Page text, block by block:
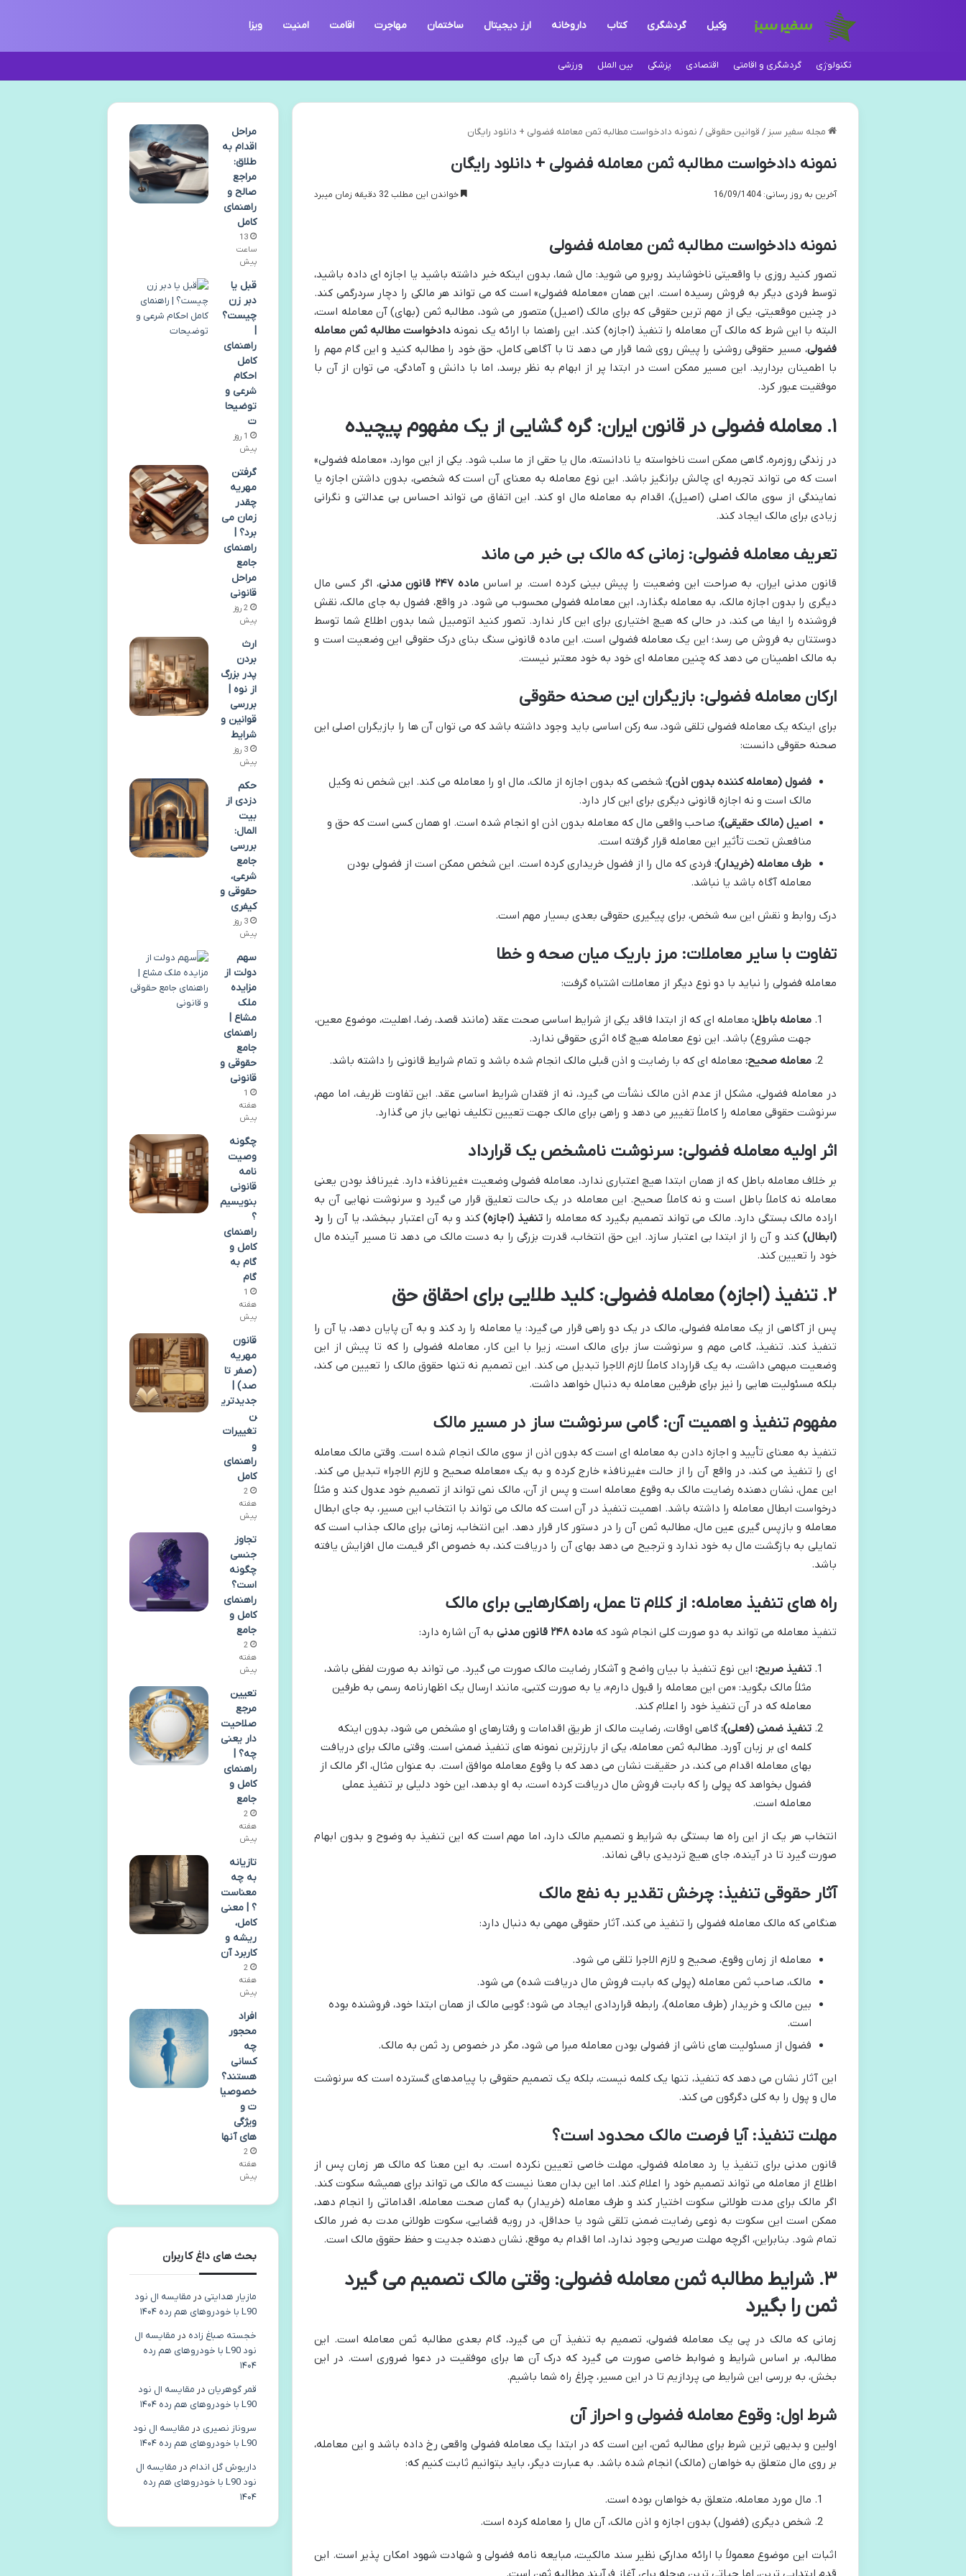
وکیل گردشگری کتاب داروخانه ارز دیجیتال ساختمان مهاجرت اقامت امنیت ویزا
تکنولوژی گردشگری و اقامتی اقتصادی پزشکی بین الملل ورزشی
مجله سفیر سبز / قوانین حقوقی / نمونه دادخواست مطالبه ثمن معامله فضولی + دانلود رایگان
نمونه دادخواست مطالبه ثمن معامله فضولی + دانلود رایگان
آخرین به روز رسانی: 16/09/1404 خواندن این مطلب 32 دقیقه زمان میبرد
نمونه دادخواست مطالبه ثمن معامله فضولی
تصور کنید روزی با واقعیتی ناخوشایند روبرو می شوید: مال شما، بدون اینکه خبر داشته باشید یا اجازه ای داده باشید،
توسط فردی دیگر به فروش رسیده است. این همان «معامله فضولی» است که می تواند هر مالکی را دچار سردرگمی کند.
در چنین موقعیتی، یکی از مهم ترین حقوقی که برای مالک (اصیل) متصور می شود، مطالبه ثمن (بهای) آن معامله است،
البته با این شرط که مالک آن معامله را تنفیذ (اجازه) کند. این راهنما با ارائه یک نمونه دادخواست مطالبه ثمن معامله
فضولی، مسیر حقوقی روشنی را پیش روی شما قرار می دهد تا با آگاهی کامل، حق خود را مطالبه کنید و این گام مهم را
با اطمینان بردارید. این مسیر ممکن است در ابتدا پر از ابهام به نظر برسد، اما با دانش و آمادگی، می توان از آن با
موفقیت عبور کرد.
۱. معامله فضولی در قانون ایران: گره گشایی از یک مفهوم پیچیده
در زندگی روزمره، گاهی ممکن است ناخواسته یا نادانسته، مال یا حقی از ما سلب شود. یکی از این موارد، «معامله فضولی»
است که می تواند تجربه ای چالش برانگیز باشد. این نوع معامله به معنای آن است که شخصی، بدون داشتن اجازه یا
نمایندگی از سوی مالک اصلی (اصیل)، اقدام به معامله مال او کند. این اتفاق می تواند احساس بی عدالتی و نگرانی
زیادی برای مالک ایجاد کند.
تعریف معامله فضولی: زمانی که مالک بی خبر می ماند
قانون مدنی ایران، به صراحت این وضعیت را پیش بینی کرده است. بر اساسماده ۲۴۷ قانون مدنی
، اگر کسی مال
دیگری را بدون اجازه مالک، به معامله بگذارد، این معامله فضولی محسوب می شود. در واقع، فضول به جای مالک، نقش
فروشنده را ایفا می کند، در حالی که هیچ اختیاری برای این کار ندارد. تصور کنید اتومبیل شما بدون اطلاع شما توسط
دوستتان به فروش می رسد؛ این یک معامله فضولی است. این ماده قانونی سنگ بنای درک حقوقی این وضعیت است و
به مالک اطمینان می دهد که چنین معامله ای خود به خود معتبر نیست.
ارکان معامله فضولی: بازیگران این صحنه حقوقی
برای اینکه یک معامله فضولی تلقی شود، سه رکن اساسی باید وجود داشته باشد که می توان آن ها را بازیگران اصلی این
صحنه حقوقی دانست:
فضول (معامله کننده بدون اذن): شخصی که بدون اجازه از مالک، مال او را معامله می کند. این شخص نه وکیل
مالک است و نه اجازه قانونی دیگری برای این کار دارد.
اصیل (مالک حقیقی): صاحب واقعی مال که معامله بدون اذن او انجام شده است. او همان کسی است که حق و
منافعش تحت تأثیر این معامله قرار گرفته است.
طرف معامله (خریدار): فردی که مال را از فضول خریداری کرده است. این شخص ممکن است از فضولی بودن
معامله آگاه باشد یا نباشد.
درک روابط و نقش این سه شخص، برای پیگیری حقوقی بعدی بسیار مهم است.
تفاوت با سایر معاملات: مرز باریک میان صحه و خطا
معامله فضولی را نباید با دو نوع دیگر از معاملات اشتباه گرفت:
معامله باطل: معامله ای که از ابتدا فاقد یکی از شرایط اساسی صحت عقد (مانند قصد، رضا، اهلیت، موضوع معین،
جهت مشروع) باشد. این نوع معامله هیچ گاه اثری حقوقی ندارد.
معامله صحیح: معامله ای که با رضایت و اذن قبلی مالک انجام شده باشد و تمام شرایط قانونی را داشته باشد.
در معامله فضولی، مشکل از عدم اذن مالک نشأت می گیرد، نه از فقدان شرایط اساسی عقد. این تفاوت ظریف، اما مهم،
سرنوشت حقوقی معامله را کاملاً تغییر می دهد و راهی برای مالک جهت تعیین تکلیف نهایی باز می گذارد.
اثر اولیه معامله فضولی: سرنوشت نامشخص یک قرارداد
بر خلاف معامله باطل که از همان ابتدا هیچ اعتباری ندارد، معامله فضولی وضعیت «غیرنافذ» دارد. غیرنافذ بودن یعنی
معامله نه کاملاً باطل است و نه کاملاً صحیح. این معامله در یک حالت تعلیق قرار می گیرد و سرنوشت نهایی آن به
اراده مالک بستگی دارد. مالک می تواند تصمیم بگیرد که معامله راتنفیذ (اجازه)کند و به آن اعتبار ببخشد، یا آن را رد
(ابطال) کند و آن را از ابتدا بی اعتبار سازد. این حق انتخاب، قدرت بزرگی را به دست مالک می دهد تا مسیر آینده مال
خود را تعیین کند.
۲. تنفیذ (اجازه) معامله فضولی: کلید طلایی برای احقاق حق
پس از آگاهی از یک معامله فضولی، مالک در یک دو راهی قرار می گیرد: یا معامله را رد کند و به آن پایان دهد، یا آن را
تنفیذ کند. تنفیذ، گامی مهم و سرنوشت ساز برای مالک است، زیرا با این کار، معامله فضولی را که تا پیش از این
وضعیت مبهمی داشت، به یک قرارداد کاملاً لازم الاجرا تبدیل می کند. این تصمیم نه تنها حقوق مالک را تعیین می کند،
بلکه مسئولیت هایی را نیز برای طرفین معامله به دنبال خواهد داشت.
مفهوم تنفیذ و اهمیت آن: گامی سرنوشت ساز در مسیر مالک
تنفیذ به معنای تأیید و اجازه دادن به معامله ای است که بدون اذن از سوی مالک انجام شده است. وقتی مالک معامله
ای را تنفیذ می کند، در واقع آن را از حالت «غیرنافذ» خارج کرده و به یک «معامله صحیح و لازم الاجرا» تبدیل می کند.
این عمل، نشان دهنده رضایت مالک به وقوع معامله است و پس از آن، مالک نمی تواند از تصمیم خود عدول کند و مثلاً
درخواست ابطال معامله را داشته باشد. اهمیت تنفیذ در آن است که مالک می تواند با انتخاب این مسیر، به جای ابطال
معامله و بازپس گیری عین مال، مطالبه ثمن آن را در دستور کار قرار دهد. این انتخاب، زمانی برای مالک جذاب است که
تمایلی به بازگشت مال به خود ندارد و ترجیح می دهد بهای آن را دریافت کند، به خصوص اگر قیمت مال افزایش یافته
باشد.
راه های تنفیذ معامله: از کلام تا عمل، راهکارهایی برای مالک
تنفیذ معامله می تواند به دو صورت کلی انجام شود کهماده ۲۴۸ قانون مدنی به آن اشاره دارد:
تنفیذ صریح: این نوع تنفیذ با بیان واضح و آشکار رضایت مالک صورت می گیرد. می تواند به صورت لفظی باشد،
مثلاً مالک بگوید: «من این معامله را قبول دارم»، یا به صورت کتبی، مانند ارسال یک اظهارنامه رسمی به طرفین
معامله که در آن تنفیذ خود را اعلام کند.
تنفیذ ضمنی (فعلی): گاهی اوقات، رضایت مالک از طریق اقدامات و رفتارهای او مشخص می شود، بدون اینکه
کلمه ای بر زبان آورد. مطالبه ثمن معامله، یکی از بارزترین نمونه های تنفیذ ضمنی است. وقتی مالک برای دریافت
بهای معامله اقدام می کند، در حقیقت نشان می دهد که با وقوع معامله موافق است. به عنوان مثال، اگر مالک از
فضول بخواهد که پولی را که بابت فروش مال دریافت کرده است، به او بدهد، این خود دلیلی بر تنفیذ عملی
معامله است.
انتخاب هر یک از این راه ها بستگی به شرایط و تصمیم مالک دارد، اما مهم است که این تنفیذ به وضوح و بدون ابهام
صورت گیرد تا در آینده، جای هیچ تردیدی باقی نماند.
آثار حقوقی تنفیذ: چرخش تقدیر به نفع مالک
هنگامی که مالک معامله فضولی را تنفیذ می کند، آثار حقوقی مهمی به دنبال دارد:
معامله از زمان وقوع، صحیح و لازم الاجرا تلقی می شود.
مالک، صاحب ثمن معامله (پولی که بابت فروش مال دریافت شده) می شود.
بین مالک و خریدار (طرف معامله)، رابطه قراردادی ایجاد می شود؛ گویی مالک از همان ابتدا خود، فروشنده بوده
است.
فضول از مسئولیت های ناشی از فضولی بودن معامله مبرا می شود، مگر در خصوص رد ثمن به مالک.
این آثار نشان می دهد که تنفیذ، تنها یک کلمه نیست، بلکه یک تصمیم حقوقی با پیامدهای گسترده است که سرنوشت
مال و پول را به کلی دگرگون می کند.
مهلت تنفیذ: آیا فرصت مالک محدود است؟
قانون مدنی برای تنفیذ یا رد معامله فضولی، مهلت خاصی تعیین نکرده است. به این معنا که مالک هر زمان پس از
اطلاع از معامله می تواند تصمیم خود را اعلام کند. اما این بدان معنا نیست که مالک می تواند برای همیشه سکوت کند.
اگر مالک برای مدت طولانی سکوت اختیار کند و طرف معامله (خریدار) به گمان صحت معامله، اقداماتی را انجام دهد،
ممکن است این سکوت به نوعی رضایت ضمنی تلقی شود یا حداقل، در رویه قضایی، سکوت طولانی مدت به ضرر مالک
تمام شود. بنابراین، اگرچه مهلت صریحی وجود ندارد، اما اقدام به موقع، نشان دهنده جدیت و حفظ حقوق مالک است.
۳. شرایط مطالبه ثمن معامله فضولی: وقتی مالک تصمیم می گیرد
ثمن را بگیرد
زمانی که مالک در پی یک معامله فضولی، تصمیم به تنفیذ آن می گیرد، گام بعدی مطالبه ثمن معامله است. این
مطالبه، بر اساس شرایط و ضوابط خاصی صورت می گیرد که درک آن ها برای موفقیت در دعوا ضروری است. در این
بخش، به بررسی این شرایط می پردازیم تا در این مسیر، چراغ راه شما باشیم.
شرط اول: وقوع معامله فضولی و احراز آن
اولین و بدیهی ترین شرط برای مطالبه ثمن، این است که در ابتدا یک معامله فضولی واقعی رخ داده باشد و این معامله،
بر روی مال متعلق به خواهان (مالک) انجام شده باشد. به عبارت دیگر، باید بتوانیم ثابت کنیم که:
مال مورد معامله، متعلق به خواهان بوده است.
شخص دیگری (فضول) بدون اجازه و اذن مالک، آن مال را معامله کرده است.
اثبات این موضوع معمولاً با ارائه مدارکی نظیر سند مالکیت، مبایعه نامه فضولی و شهادت شهود امکان پذیر است. این
مراحل
اقدام به
طلاق:
مراجع
صالح و
راهنمای
کامل
13
ساعت
پیش
قبل یا
دبر زن
چیست؟
|
راهنمای
کامل
احکام
شرعی و
توضیحا
ت
1 روز
پیش
گرفتن
مهریه
چقدر
زمان می
برد؟ |
راهنمای
جامع
مراحل
قانونی
2 روز
پیش
ارث
بردن
پدر بزرگ
از نوه |
بررسی
قوانین و
شرایط
3 روز
پیش
حکم
دزدی از
بیت
المال:
بررسی
جامع
شرعی،
حقوقی و
کیفری
3 روز
پیش
سهم
دولت از
مزایده
ملک
مشاع |
راهنمای
جامع
حقوقی و
قانونی
1
هفته
پیش
چگونه
وصیت
نامه
قانونی
بنویسیم
؟
راهنمای
کامل و
گام به
گام
1
هفته
پیش
قانون
مهریه
(صفر تا
صد) |
جدیدتری
ن
تغییرات
و
راهنمای
کامل
2
هفته
پیش
تجاوز
جنسی
چگونه
است؟
راهنمای
کامل و
جامع
2
هفته
پیش
تعیین
مرجع
صلاحیت
دار یعنی
چه؟ |
راهنمای
کامل و
جامع
2
هفته
پیش
تازیانه
به چه
معناست
؟ | معنی
کامل،
ریشه و
کاربرد آن
2
هفته
پیش
افراد
محجور
چه
کسانی
هستند؟
خصوصیا
ت و
ویژگی
های آنها
2
هفته
پیش
بحث های داغ کاربران
مازیار هدایتی در مقایسه ال نود
L90 با خودروهای هم رده ۱۴۰۴
خجسته صباغ زاده در مقایسه ال
نود L90 با خودروهای هم رده
۱۴۰۴
قمر گوهریان در مقایسه ال نود
L90 با خودروهای هم رده ۱۴۰۴
سروناز نصیری در مقایسه ال نود
L90 با خودروهای هم رده ۱۴۰۴
داریوش گل اندام در مقایسه ال
نود L90 با خودروهای هم رده
۱۴۰۴